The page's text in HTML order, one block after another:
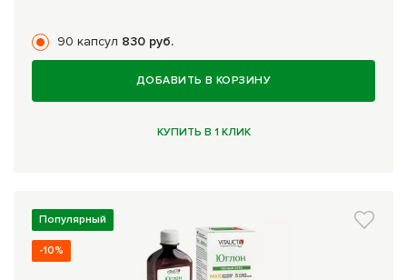
90 капсул 830 руб.
ДОБАВИТЬ В КОРЗИНУ
КУПИТЬ В 1 КЛИК
Популярный
-10%